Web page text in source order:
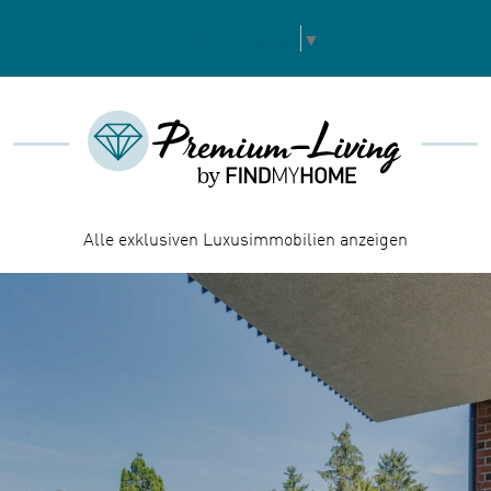
▼
Alle exklusiven Luxusimmobilien anzeigen